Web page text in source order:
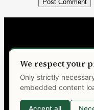
We respect your
Only strictly
embedded content